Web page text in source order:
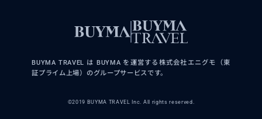
BUYMA TRAVEL は BUYMA を運営する株式会社エニグモ（東
証プライム上場）のグループサービスです。
©2019 BUYMA TRAVEL Inc. All rights reserved.